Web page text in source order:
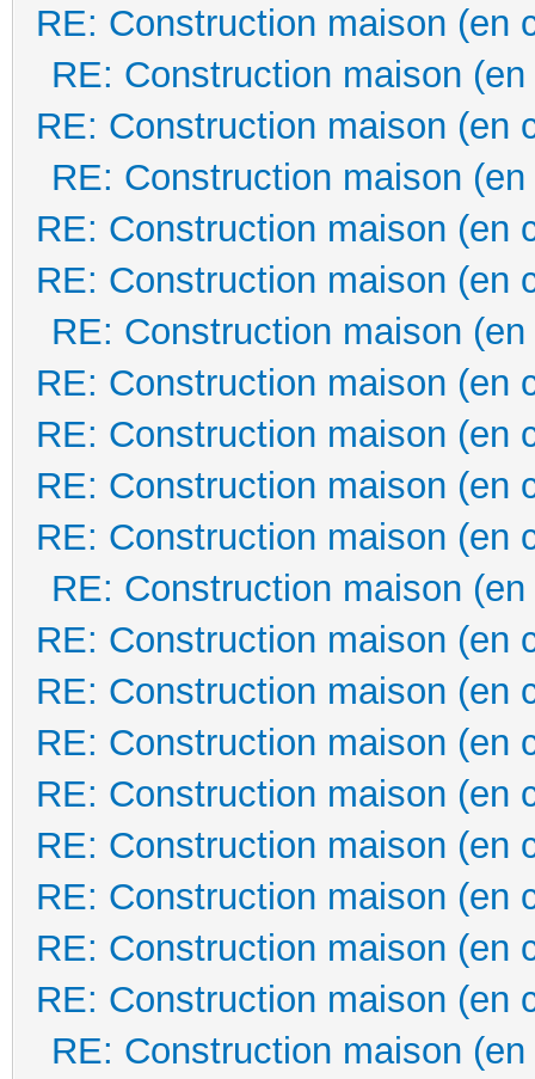
RE: Construction maison (en
RE: Construction maison
RE: Construction maison (en
RE: Construction maison
RE: Construction maison (en
RE: Construction maison (en
RE: Construction maison
RE: Construction maison (en
RE: Construction maison (en
RE: Construction maison (en
RE: Construction maison (en
RE: Construction maison
RE: Construction maison (en
RE: Construction maison (en
RE: Construction maison (en
RE: Construction maison (en
RE: Construction maison (en
RE: Construction maison (en
RE: Construction maison (en
RE: Construction maison (en
RE: Construction maison